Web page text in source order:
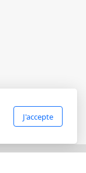
J'accepte